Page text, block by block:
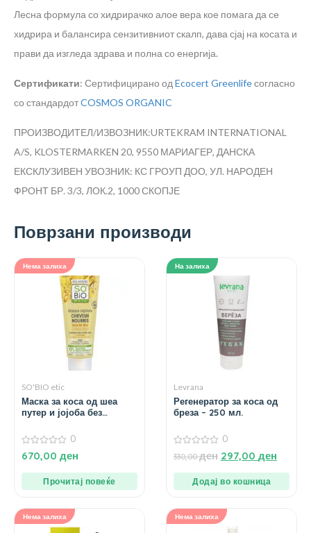
Лесна формула со хидрирачко алое вера кое помага да се
хидрира и балансира сензитивниот скалп, дава сјај на косата и
прави да изгледа здрава и полна со енергија.
Сертификати: Сертифицирано од Ecocert Greenlifeсогласно
со стандардотCOSMOS ORGANIC
ПРОИЗВОДИТЕЛ/ИЗВОЗНИК:URTEKRAM INTERNATIONAL
A/S, KLOSTERMARKEN 20, 9550 МАРИАГЕР, ДАНСКА
ЕКСКЛУЗИВЕН УВОЗНИК: КС ГРОУП ДОО, УЛ. НАРОДЕН
ФРОНТ БР. 3/3, ЛОК.2, 1000 СКОПЈЕ
Поврзани производи
Нема залиха
SO'BIO etic
Маска за коса од шеа
путер и јојоба без
0
од
0
670,00 ден
Прочитај повеќе
На залиха
Levrana
Регенератор за коса од
бреза – 250 мл.
од
0
330,00ден 297,00 ден
Додај во кошница
Нема залиха Нема залиха